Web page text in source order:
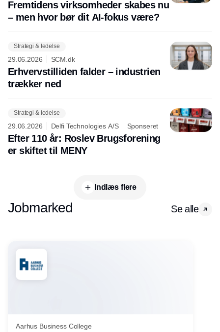
Fremtidens virksomheder skabes nu
– men hvor bør dit AI-fokus være?
Strategi & ledelse
29.06.2026 SCM.dk
Erhvervstilliden falder – industrien
trækker ned
Strategi & ledelse
29.06.2026 Delfi Technologies A/S Sponseret
Efter 110 år: Roslev Brugsforening
er skiftet til MENY
Indlæs flere
Jobmarked Se alle
Aarhus Business College